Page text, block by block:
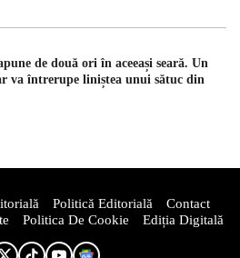
de două ori în aceeași seară. Un
va întrerupe liniștea unui sătuc din
Politică Editorială
Contact
Politica De Cookie Ediția Digitală